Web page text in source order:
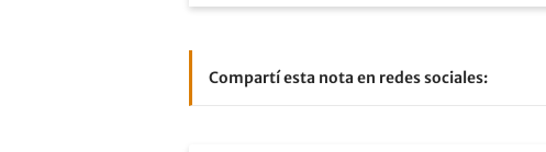
Compartí esta nota en redes sociales: